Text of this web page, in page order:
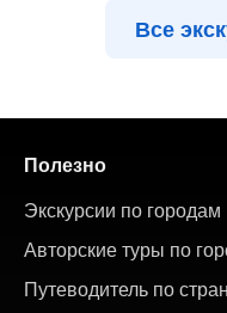
Все
Полезно
Экскурсии по городам
Авторские туры по
Путеводитель по